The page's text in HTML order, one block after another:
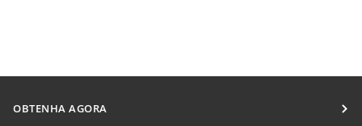
OBTENHA AGORA